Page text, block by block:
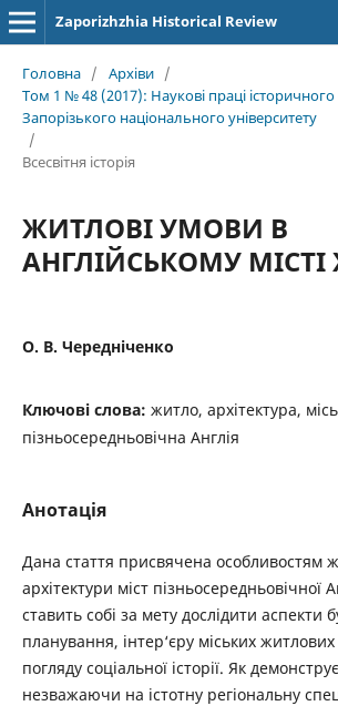
Zaporizhzhia Historical Review
Головна / Архіви /
Том 1 № 48 (2017): Наукові праці
Запорізького національного університету
/
Всесвітня історія
ЖИТЛОВІ УМОВИ В
АНГЛІЙСЬКОМУ МІСТІ
О. В. Чередніченко
Ключові слова: житло, архітектура,
пізньосередньовічна Англія
Анотація
Дана стаття присвячена особливостям
архітектури міст пізньосередньовічної
ставить собі за мету дослідити аспекти
планування, інтер‘єру міських житлових
погляду соціальної історії. Як
незважаючи на істотну регіональну